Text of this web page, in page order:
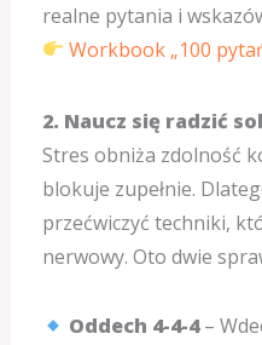
realne pytania i
Workbook „100
2. Naucz się radzić
Stres obniża zdolność
blokuje zupełnie.
przećwiczyć techniki,
nerwowy. Oto dwie
Oddech 4-4-4–